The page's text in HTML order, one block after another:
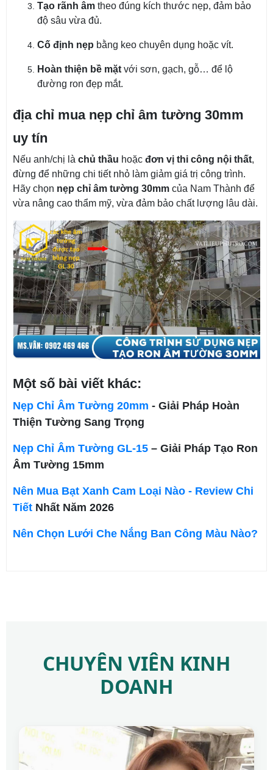
Tạo rãnh âm theo đúng kích thước nẹp, đảm bảo
độ sâu vừa đủ.
Cố định nẹp bằng keo chuyên dụng hoặc vít.
Hoàn thiện bề mặtvới sơn, gạch, gỗ… để lộ
đường ron đẹp mắt.
địa chỉ mua nẹp chỉ âm tường 30mm
uy tín
Nếu anh/chị là chủ thầu hoặc đơn vị thi công nội thất,
đừng để những chi tiết nhỏ làm giảm giá trị công trình.
Hãy chọn nẹp chỉ âm tường 30mm của Nam Thành để
vừa nâng cao thẩm mỹ, vừa đảm bảo chất lượng lâu dài.
Một số bài viết khác:
Nẹp Chỉ Âm Tường 20mm - Giải Pháp Hoàn
Thiện Tường Sang Trọng
Nẹp Chỉ Âm Tường GL-15 – Giải Pháp Tạo Ron
Âm Tường 15mm
Nên Mua Bạt Xanh Cam Loại Nào - Review Chi
Tiết Nhất Năm 2026
Nên Chọn Lưới Che Nắng Ban Công Màu Nào?
CHUYÊN VIÊN KINH
DOANH